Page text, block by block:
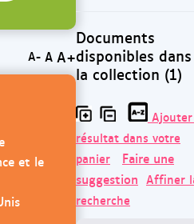
Documents
disponibles dans
la collection (1)
résultat dans votre
panier
Faire une
suggestion Affiner
recherche
A- A A+
et le